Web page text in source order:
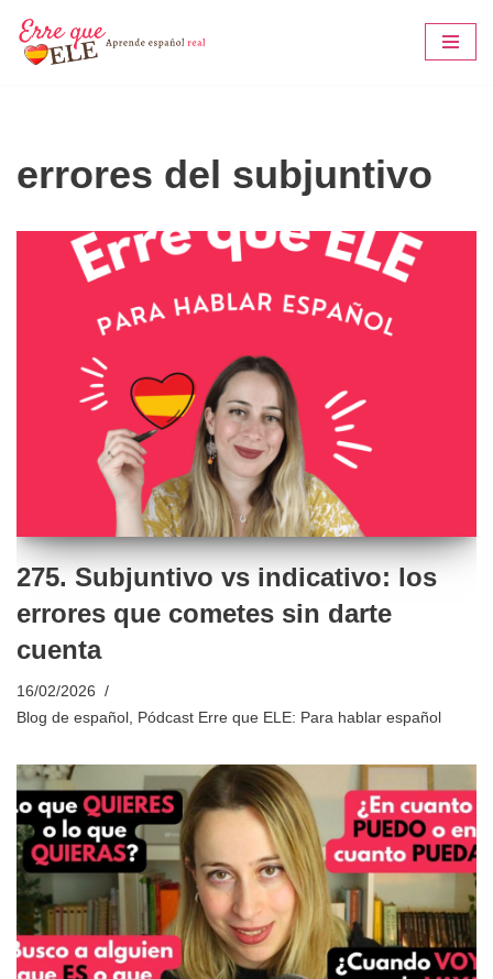
Saltar
errores del subjuntivo
275. Subjuntivo vs indicativo: los
errores que cometes sin darte
cuenta
16/02/2026
Blog de español , Pódcast Erre que ELE: Para hablar español